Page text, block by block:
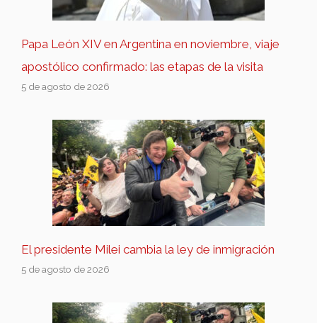
Papa León XIV en Argentina en noviembre, viaje
apostólico confirmado: las etapas de la visita
5 de agosto de 2026
El presidente Milei cambia la ley de inmigración
5 de agosto de 2026